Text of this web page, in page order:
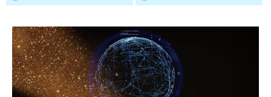
適職診断 就活チャンネル
就活ニュースペーパー
就活時事ニュースを更新 不明点があればこちら